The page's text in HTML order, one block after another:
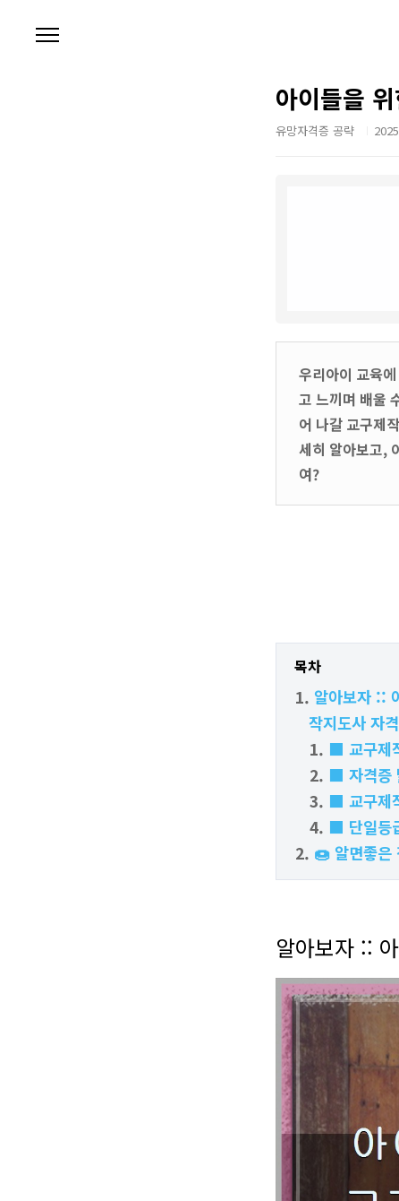
아이들을
유망자격증 공략
우리아이 교육
고 느끼며 배울
어 나갈 교구제
세히 알아보고,
여?
목차
알아보자 ::
작지도사 자
■ 교구제
■ 자격증
■ 교구제
■ 단일등
🍩 알면좋은
알아보자 ::